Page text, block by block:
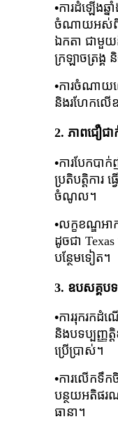
•ការដំឡើងឆ្
ចំណាយអស់ពី
ឯកតា ជាមួយ
ក្រឡាចត្រង្គ
•ការចំណាយល
និងរហែកលើ
2. ភាពជឿជា
•ការបែកប
ប្រតិបត្តិការ
ចំណូល។
•លក្ខខណ្ឌអា
ដូចជា
បន្ថែមទៀត។
3. ឧបសគ្គបទ
•ការរុករកដំ
និងបទប្បញ្ញត្
ប្រើប្រាស់។
•ការលើកទឹក
បន្ថយអតិផរណ
ធានា។